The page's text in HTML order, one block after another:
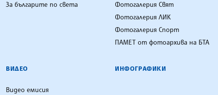
За българите по света
Фотогалерия Свят
Фотогалерия ЛИК
Фотогалерия Спорт
ПАМЕТ от фотоархива на БТА
ВИДЕО
Видео емисия
ИНФОГРАФИКИ